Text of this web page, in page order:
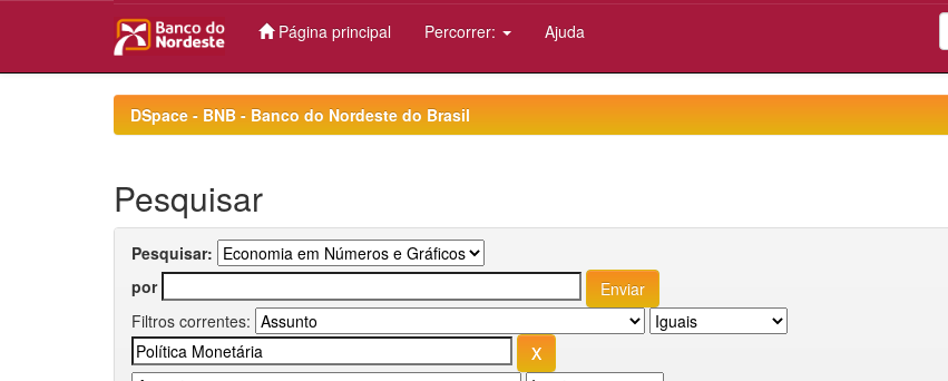
Página principal Percorrer: Ajuda
DSpace - BNB - Banco do Nordeste do Brasil
Pesquisar
Pesquisar:
por
Filtros correntes: